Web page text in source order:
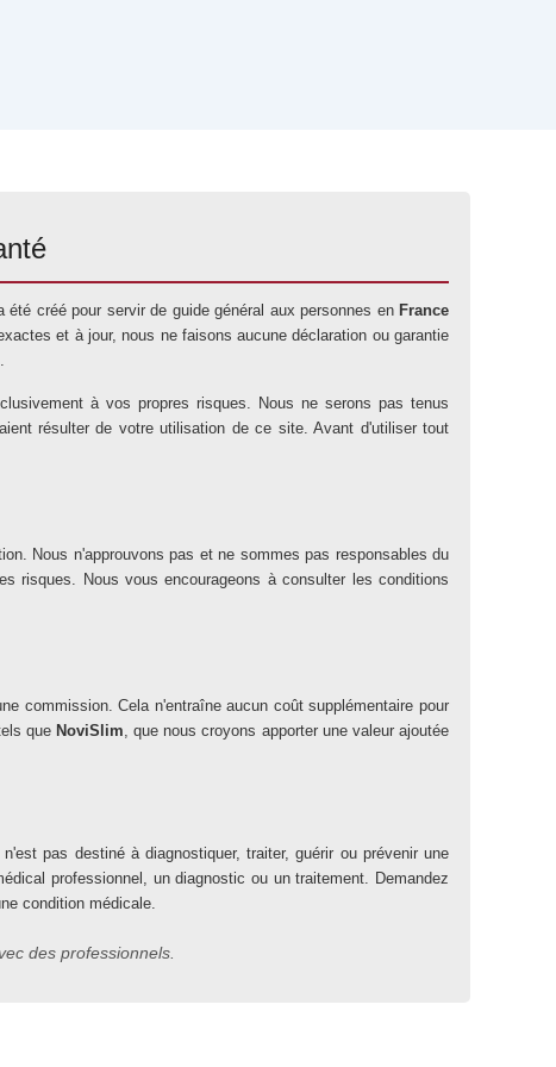
créé pour servir de guide général aux personnes en France
et à jour, nous ne faisons aucune déclaration ou garantie
à vos propres risques. Nous ne serons pas tenus
résulter de votre utilisation de ce site. Avant d'utiliser tout
Nous n'approuvons pas et ne sommes pas responsables du
Nous vous encourageons à consulter les conditions
commission. Cela n'entraîne aucun coût supplémentaire pour
que NoviSlim, que nous croyons apporter une valeur ajoutée
pas destiné à diagnostiquer, traiter, guérir ou prévenir une
professionnel, un diagnostic ou un traitement. Demandez
condition médicale.
des professionnels.